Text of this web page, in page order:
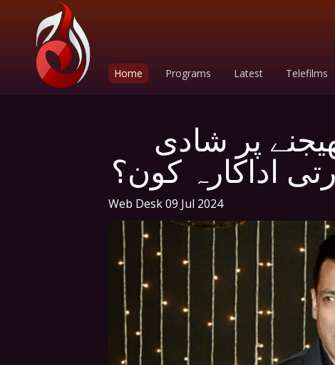
Home Programs Latest Telefilms
پر شادی
اداکارہ کون؟
Web Desk09 Jul 2024